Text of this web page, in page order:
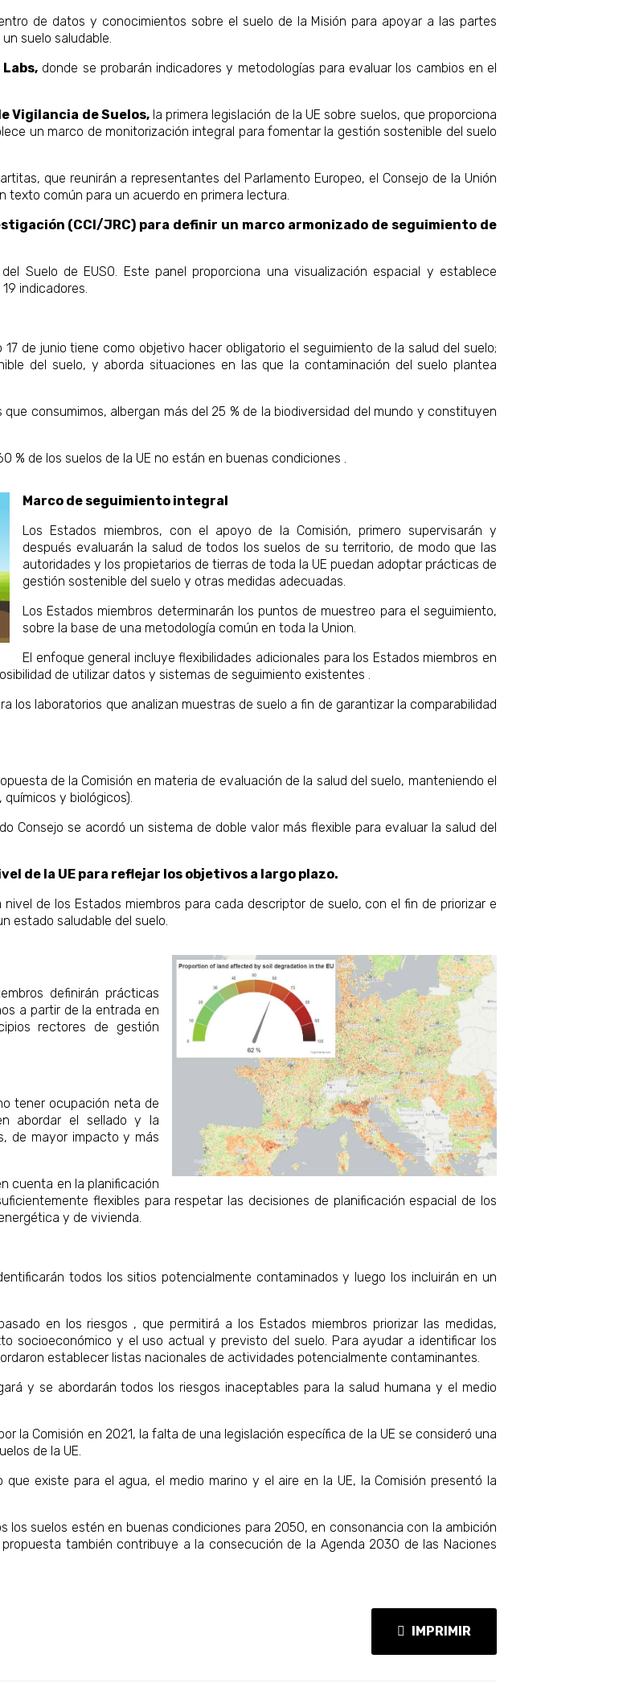
de datos y conocimientos sobre el suelo de la Misión para apoyar a las partes
suelo saludable.
donde se probarán indicadores y metodologías para evaluar los cambios en el
Vigilancia de Suelos,la primera legislación de la UE sobre suelos, que proporciona
un marco de monitorización integral para fomentar la gestión sostenible del suelo
que reunirán a representantes del Parlamento Europeo, el Consejo de la Unión
texto común para un acuerdo en primera lectura.
(CCI/JRC) para definir un marco armonizado de seguimiento de
Suelo de EUSO. Este panel proporciona una visualización espacial y establece
indicadores.
de junio tiene como objetivo hacer obligatorio el seguimiento de la salud del suelo;
del suelo, y aborda situaciones en las que la contaminación del suelo plantea
consumimos, albergan más del 25 % de la biodiversidad del mundo y constituyen
% de los suelos de la UE no están en buenas condiciones .
Marco de seguimiento integral
Los Estados miembros, con el apoyo de la Comisión, primero supervisarán y
después evaluarán la salud de todos los suelos de su territorio, de modo que las
autoridades y los propietarios de tierras de toda la UE puedan adoptar prácticas de
gestión sostenible del suelo y otras medidas adecuadas.
Los Estados miembros determinarán los puntos de muestreo para el seguimiento,
sobre la base de una metodología común en toda la Union.
El enfoque general incluye flexibilidades adicionales para los Estados miembros en
de utilizar datos y sistemas de seguimiento existentes .
los laboratorios que analizan muestras de suelo a fin de garantizar la comparabilidad
de la Comisión en materia de evaluación de la salud del suelo, manteniendo el
y biológicos).
Consejo se acordó un sistema de doble valor más flexible para evaluar la salud del
de la UE para reflejar los objetivos a largo plazo.
de los Estados miembros para cada descriptor de suelo, con el fin de priorizar e
estado saludable del suelo.
definirán prácticas
a partir de la entrada en
rectores de gestión
tener ocupación neta de
abordar el sellado y la
de mayor impacto y más
cuenta en la planificación
flexibles para respetar las decisiones de planificación espacial de los
y de vivienda.
todos los sitios potencialmente contaminados y luego los incluirán en un
en los riesgos , que permitirá a los Estados miembros priorizar las medidas,
socioeconómico y el uso actual y previsto del suelo. Para ayudar a identificar los
establecer listas nacionales de actividades potencialmente contaminantes.
y se abordarán todos los riesgos inaceptables para la salud humana y el medio
la Comisión en 2021, la falta de una legislación específica de la UE se consideró una
de la UE.
existe para el agua, el medio marino y el aire en la UE, la Comisión presentó la
los suelos estén en buenas condiciones para 2050, en consonancia con la ambición
también contribuye a la consecución de la Agenda 2030 de las Naciones
IMPRIMIR